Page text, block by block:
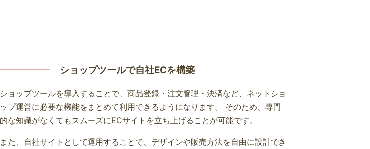
ショップツールで自社ECを構築
ショップツールを導入することで、商品登録・注文管理・決済など、ネットショ
ップ運営に必要な機能をまとめて利用できるようになります。 そのため、専門
的な知識がなくてもスムーズにECサイトを立ち上げることが可能です。
また、自社サイトとして運用することで、デザインや販売方法を自由に設計でき